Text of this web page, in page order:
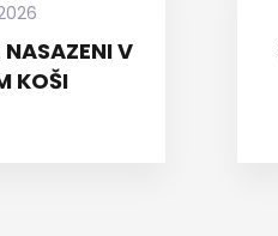
NASAZENI V
KOŠI